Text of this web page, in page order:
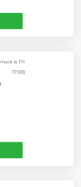
в Пт
17:00)